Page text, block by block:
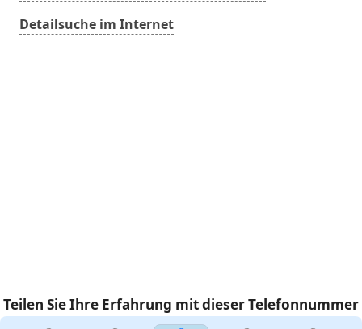
Detailsuche im Internet
Teilen Sie Ihre Erfahrung mit dieser Telefonnummer